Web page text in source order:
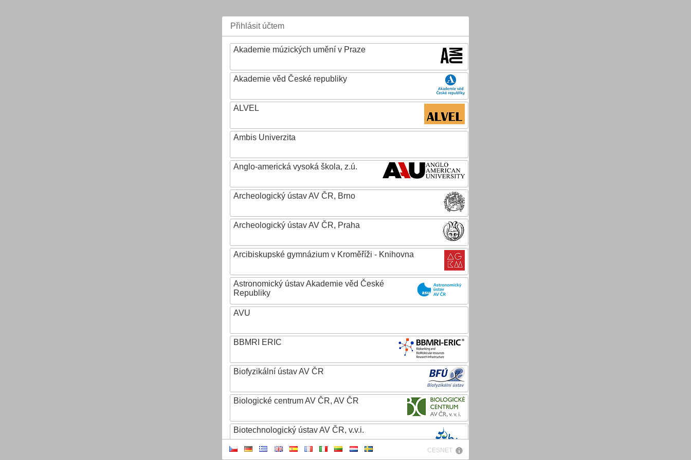
Přihlásit účtem
Akademie múzických umění v Praze
Akademie věd České republiky
ALVEL
Ambis Univerzita
Anglo-americká vysoká škola, z.ú.
Archeologický ústav AV ČR, Brno
Archeologický ústav AV ČR, Praha
Arcibiskupské gymnázium v Kroměříži - Knihovna
Astronomický ústav Akademie věd České
Republiky
AVU
BBMRI ERIC
Biofyzikální ústav AV ČR
Biologické centrum AV ČR, AV ČR
Biotechnologický ústav AV ČR, v.v.i.
CESNET